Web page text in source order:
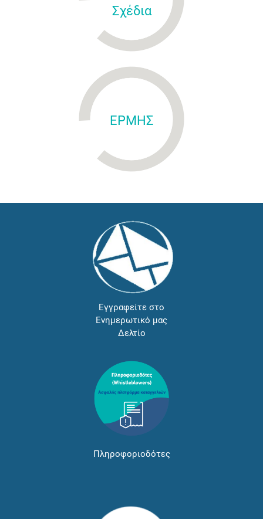
Σχέδια
ΕΡΜΗΣ
Εγγραφείτε στο
Ενημερωτικό μας
Δελτίο
Πληροφοριοδότες